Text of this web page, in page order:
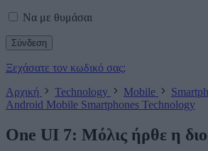
Να με θυμάσαι
Ξεχάσατε τον κωδικό σας;
Αρχική
Technology Mobile
Android Mobile Smartphones Technology
One UI 7: Μόλις ήρθε η